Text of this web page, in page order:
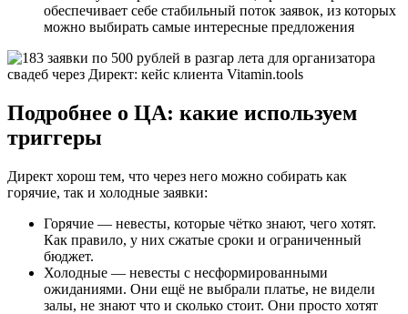
обеспечивает себе стабильный поток заявок, из которых
можно выбирать самые интересные предложения
Подробнее о ЦА: какие используем
триггеры
Директ хорош тем, что через него можно собирать как
горячие, так и холодные заявки:
Горячие — невесты, которые чётко знают, чего хотят.
Как правило, у них сжатые сроки и ограниченный
бюджет.
Холодные — невесты с несформированными
ожиданиями. Они ещё не выбрали платье, не видели
залы, не знают что и сколько стоит. Они просто хотят